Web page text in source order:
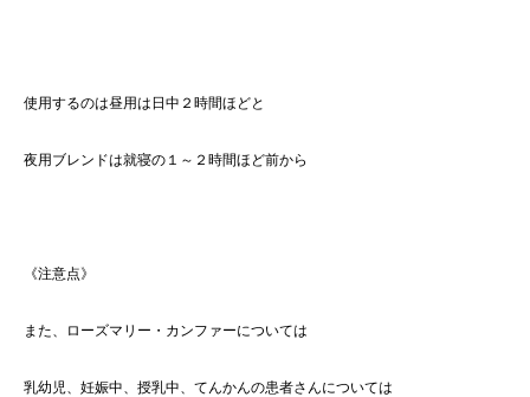
使用するのは昼用は日中２時間ほどと
夜用ブレンドは就寝の１～２時間ほど前から
《注意点》
また、ローズマリー・カンファーについては
乳幼児、妊娠中、授乳中、てんかんの患者さんについては